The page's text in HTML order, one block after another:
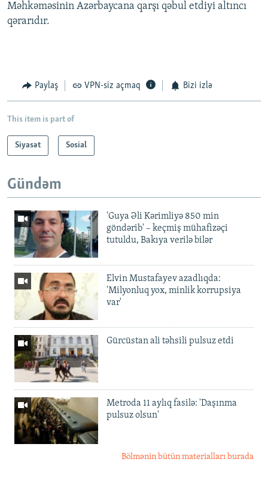
Məhkəməsinin Azərbaycana qarşı qəbul etdiyi altıncı
qərarıdır.
Paylaş VPN-siz açmaq Bizi izlə
This item is part of
Siyasət Sosial
Gündəm
'Guya Əli Kərimliyə 850 min
göndərib' – keçmiş mühafizəçi
tutuldu, Bakıya verilə bilər
Elvin Mustafayev azadlıqda:
'Milyonluq yox, minlik korrupsiya
var'
Gürcüstan ali təhsili pulsuz etdi
Metroda 11 aylıq fasilə: 'Daşınma
pulsuz olsun'
Bölmənin bütün materialları burada